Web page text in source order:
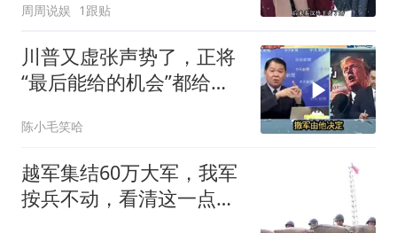
钱？”
周周说娱 1跟贴
川普又虚张声势了，正将
“最后能给的机会”都给伊
陈小毛笑哈
越军集结60万大军，我军
按兵不动，看清这一点便